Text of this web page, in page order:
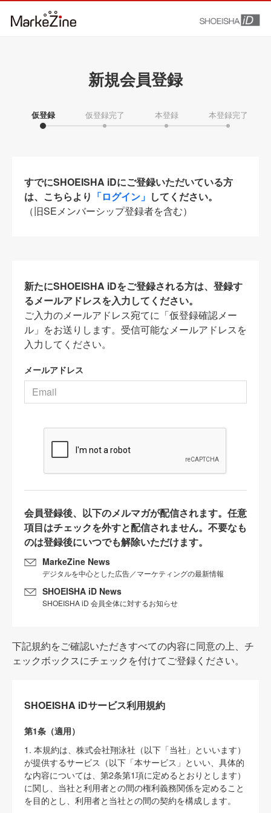
新規会員登録
仮登録 仮登録完了 本登録 本登録完了
すでにSHOEISHA iDにご登録いただいている方
は、こちらより 「ログイン」 してください。
（旧SEメンバーシップ登録者を含む）
新たにSHOEISHA iDをご登録される方は、登録す
るメールアドレスを入力してください。
ご入力のメールアドレス宛てに「仮登録確認メー
ル」をお送りします。受信可能なメールアドレスを
入力してください。
メールアドレス
会員登録後、以下のメルマガが配信されます。任意
項目はチェックを外すと配信されません。不要なも
のは登録後にいつでも解除いただけます。
MarkeZine News
デジタルを中心とした広告／マーケティングの最新情報
SHOEISHA iD News
SHOEISHA iD 会員全体に対するお知らせ
下記規約をご確認いただきすべての内容に同意の上、チ
ェックボックスにチェックを付けてご登録ください。
SHOEISHA iDサービス利用規約
第1条（適用）
1. 本規約は、株式会社翔泳社（以下「当社」といいます）
が提供するサービス（以下「本サービス」といい、具体的
な内容については、第2条第1項に定めるとおりとします）
に関し、当社と利用者との間の権利義務関係を定めること
を目的とし、利用者と当社との間の契約を構成します。